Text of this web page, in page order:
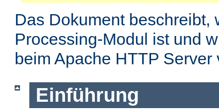
Das Dokument beschreibt,
Processing-Modul ist und
beim Apache HTTP
Einführung